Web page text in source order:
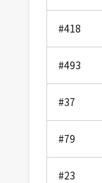
#418
#493
#37
#79
#23